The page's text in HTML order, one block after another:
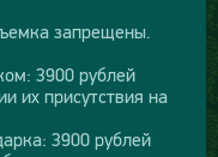
запрещены.
3900 рублей
их присутствия на
3900 рублей